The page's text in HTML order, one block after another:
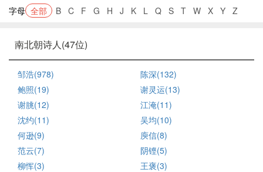
字母 全部 B C F G H J K L Q S T W X Y Z
南北朝诗人(47位)
邹浩(978)
陈深(132)
鲍照(19)
谢灵运(13)
谢朓(12)
江淹(11)
沈约(11)
吴均(10)
何逊(9)
庾信(8)
范云(7)
阴铿(5)
柳恽(3)
王褒(3)